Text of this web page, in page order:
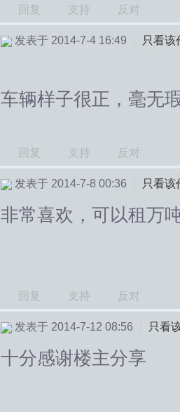
回复 支持 反对
发表于 2014-7-4 16:49 只看该
车辆样子很正，毫无
回复 支持 反对
发表于 2014-7-8 00:36 只看该
非常喜欢，可以租万
回复 支持 反对
发表于 2014-7-12 08:56 只看
十分感谢楼主分享